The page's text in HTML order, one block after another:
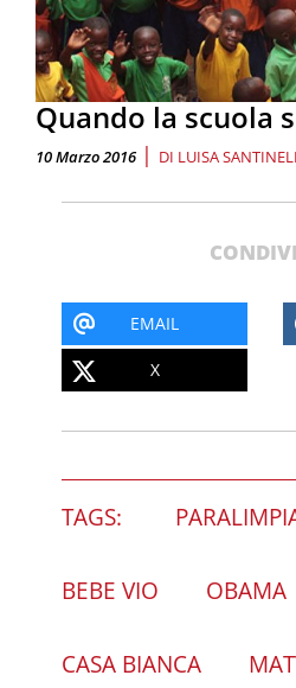
Quando la scuola
10 Marzo 2016 | DI LUISA
EMAIL
X
TAGS:
BEBE VIO OBAMA
CASA BIANCA